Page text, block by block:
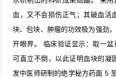
血，又不会损伤正气；其破血活
块、包块、肿瘤的功效极为强劲
开眼界。 临床验证显示：取一
可直立不倒，以此证明血块的凝
发中医师研制的绝学秘方药面 5